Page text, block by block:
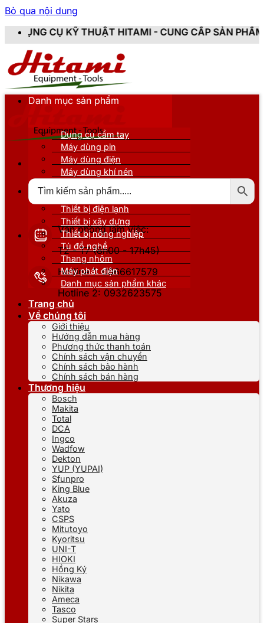
Bỏ qua nội dung
THUẬT HITAMI - CUNG CẤP SẢN PHẨM CHÍNH
Văn phòng làm việc:
T2 - T7 (8h00 - 17h45)
Hotline 1: 0866617579
Hotline 2: 0932623575
Danh mục sản phẩm
Dụng cụ cầm tay
Máy dùng pin
Máy dùng điện
Máy dùng khí nén
Thiết bị nâng đỡ
Thiết bị điện lạnh
Thiết bị xây dựng
Thiết bị nông nghiệp
Tủ đồ nghề
Thang nhôm
Máy phát điện
Danh mục sản phẩm khác
Trang chủ
Về chúng tôi
Giới thiệu
Hướng dẫn mua hàng
Phương thức thanh toán
Chính sách vận chuyển
Chính sách bảo hành
Chính sách bán hàng
Thương hiệu
Bosch
Makita
Total
DCA
Ingco
Wadfow
Dekton
YUP (YUPAI)
Sfunpro
King Blue
Akuza
Yato
CSPS
Mitutoyo
Kyoritsu
UNI-T
HIOKI
Hồng Ký
Nikawa
Nikita
Ameca
Tasco
Super Stars